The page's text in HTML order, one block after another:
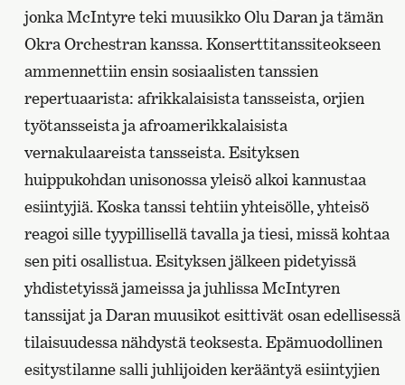
jonka McIntyre teki muusikko Olu Daran ja tämän
Okra Orchestran kanssa. Konserttitanssiteokseen
ammennettiin ensin sosiaalisten tanssien
repertuaarista: afrikkalaisista tansseista, orjien
työtansseista ja afroamerikkalaisista
vernakulaareista tansseista. Esityksen
huippukohdan unisonossa yleisö alkoi kannustaa
esiintyjiä. Koska tanssi tehtiin yhteisölle, yhteisö
reagoi sille tyypillisellä tavalla ja tiesi, missä kohtaa
sen piti osallistua. Esityksen jälkeen pidetyissä
yhdistetyissä jameissa ja juhlissa McIntyren
tanssijat ja Daran muusikot esittivät osan edellisessä
tilaisuudessa nähdystä teoksesta. Epämuodollinen
esitystilanne salli juhlijoiden kerääntyä esiintyjien